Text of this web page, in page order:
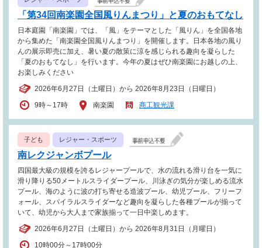
「第34回南楽園全国風りんまつり」と夏のおもてなし
日本庭園「南楽園」では、「風」をテーマとした「風りん」を全国各地
から集めた「南楽園全国風りんまつり」を開催します。日本各地の風り
んの展示即売に加え、暑い夏の散策に涼を感じられる趣向を凝らした
「夏のおもてなし」を行います。今年の夏はぜひ南楽園にお越しの上、
お楽しみください
2026年6月27日（土曜日）から 2026年8月23日（日曜日）
9時～17時
南楽園 商工観光課
子ども レジャー・スポーツ
南レクジャンボプール
四国最大級の規模を誇るレジャープールで、水の流れる滑り台を一気に
滑り降りる50メートルスライダープール、川泳ぎの気分が楽しめる流水
プール、海のように波の打ち寄せる造波プール、幼児プール、フリーフ
ォール、スパイラルスライダーなど趣向を凝らした各種プールが揃って
いて、幼児から大人まで家族揃って一日中楽しめます。
2026年6月27日（土曜日）から 2026年8月31日（月曜日）
10時00分～17時00分